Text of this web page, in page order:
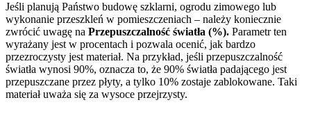
Jeśli planują Państwo budowę szklarni, ogrodu zimowego lub
wykonanie przeszkleń w pomieszczeniach – należy koniecznie
zwrócić uwagę na Przepuszczalność światła (%). Parametr ten
wyrażany jest w procentach i pozwala ocenić, jak bardzo
przezroczysty jest materiał. Na przykład, jeśli przepuszczalność
światła wynosi 90%, oznacza to, że 90% światła padającego jest
przepuszczane przez płyty, a tylko 10% zostaje zablokowane. Taki
materiał uważa się za wysoce przejrzysty.